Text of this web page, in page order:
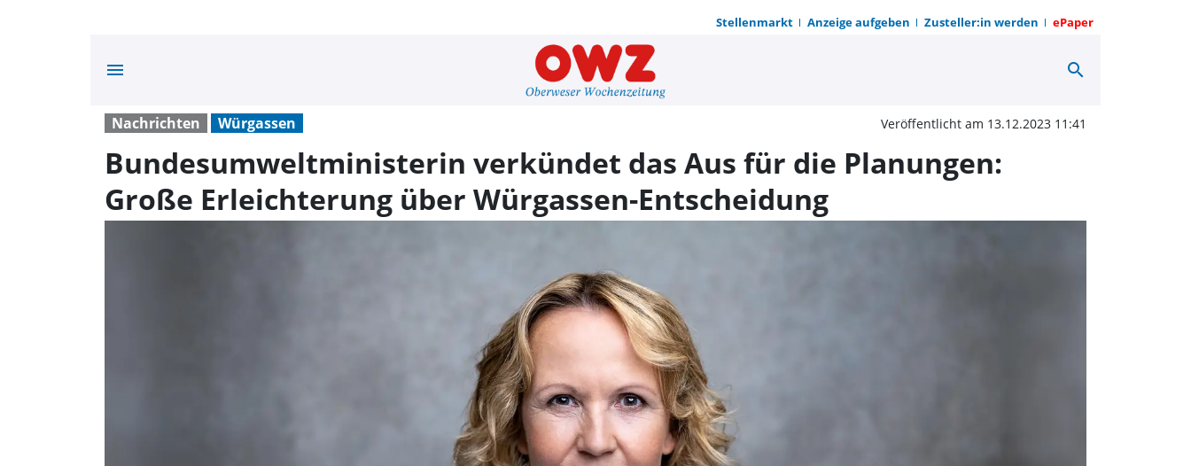
Stellenmarkt Anzeige aufgeben Zusteller:in werden ePaper
menu Bundesumweltministerin search
Nachrichten Würgassen Veröffentlicht am 13.12.2023 11:41
Bundesumweltministerin verkündet das Aus für die Planungen:
Große Erleichterung über Würgassen-Entscheidung